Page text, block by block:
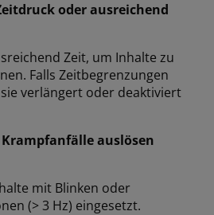
oder ausreichend
Zeit, um Inhalte zu
Falls Zeitbegrenzungen
verlängert oder deaktiviert
auslösen
mit Blinken oder
(> 3 Hz) eingesetzt.